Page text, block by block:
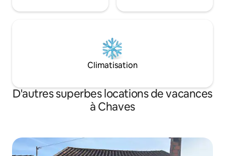
Climatisation
D'autres superbes locations de vacances
à Chaves